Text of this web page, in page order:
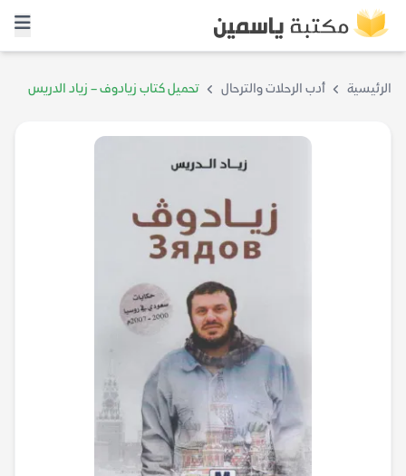
الرئيسية أدب الرحلات والترحال تحميل كتاب زيادوف – زياد الدريس